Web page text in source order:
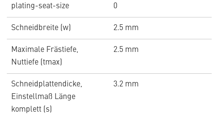
plating-seat-size 0
Schneidbreite (w) 2.5 mm
Maximale Frästiefe,
Nuttiefe (tmax)
2.5 mm
Schneidplattendicke,
Einstellmaß Länge
komplett (s)
3.2 mm